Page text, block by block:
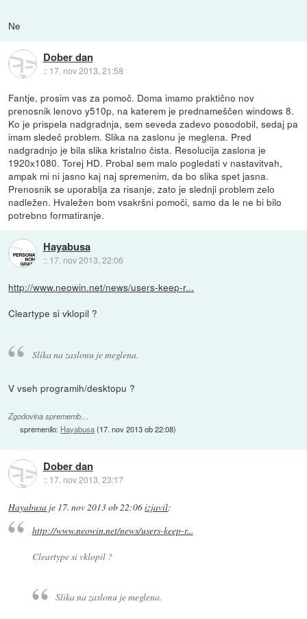
Ne
Dober dan
:: 17. nov 2013, 21:58
Fantje, prosim vas za pomoč. Doma imamo praktično nov
prenosnik lenovo y510p, na katerem je prednameščen windows 8.
Ko je prispela nadgradnja, sem seveda zadevo posodobil, sedaj pa
imam sledeč problem. Slika na zaslonu je meglena. Pred
nadgradnjo je bila slika kristalno čista. Resolucija zaslona je
1920x1080. Torej HD. Probal sem malo pogledati v nastavitvah,
ampak mi ni jasno kaj naj spremenim, da bo slika spet jasna.
Prenosnik se uporablja za risanje, zato je slednji problem zelo
nadležen. Hvaležen bom vsakršni pomoči, samo da le ne bi bilo
potrebno formatiranje.
Hayabusa
:: 17. nov 2013, 22:06
http://www.neowin.net/news/users-keep-r...
Cleartype si vklopil ?
Slika na zaslonu je meglena.
V vseh programih/desktopu ?
Zgodovina sprememb…
spremenilo: Hayabusa(17. nov 2013 ob 22:08)
Dober dan
:: 17. nov 2013, 23:17
Hayabusa je 17. nov 2013 ob 22:06izjavil:
http://www.neowin.net/news/users-keep-r...
Cleartype si vklopil ?
Slika na zaslonu je meglena.